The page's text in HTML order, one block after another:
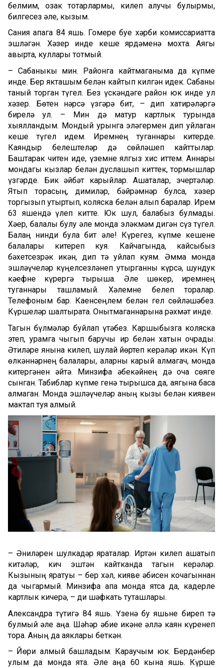
белмим, озак тотарлармы, килеп алучы булырмы,
билгесез әле, кызым.
Сания апага 84 яшь. Гомере буе хәрби комиссариатта
эшләгән. Хәзер инде кеше ярдәменә мохтаҗ. Аягы
авырта, куллары тотмый.
– Сабаныкы мин. Районга кайтмаганыма да күпме
инде. Бер якташым белән кайтып килгән идек. Сабаны
таный торган түгел. Без үскәндәге район юк инде ул
хәзер. Бөтен нәрсә үзгәрә бит, – дип хатирәләргә
бирелә ул. – Мин дә матур картлык турында
хыялландым. Мондый урынга эләгермен дип уйлаган
кеше түгел идем. Иремнең туганнары китерде.
Каяндыр белештеләр дә сөйләшеп кайттылар.
Баштарак читен иде, үземне ялгыз хис иттем. Аннары
мондагы кызлар белән дуслашып киттек, тормышлар
үзгәрде. Бик әйбәт карыйлар. Ашаталар, эчертәләр.
Ятып торасың, димиләр, бәйрәмнәр булса, хәзер
торгызып утыртып, коляска белән алып баралар. Ирем
63 яшендә үлеп китте. Юк шул, балабыз булмады.
Хәер, балалы булу әле монда эләкмәм дигән сүз түгел.
Балаң нинди була бит әле! Күрегез, күпме кешене
балалары китереп куя. Кайчагында, кайсыбыз
бәхетсезрәк икән, дип тә уйлап куям. Әмма монда
эшләүчеләр күңелсезләнеп утырганны күрсә, шундук
кәефне күрергә тырыша. Әле шөкер, иремнең
туганнары ташламый. Хәлемне белеп торалар.
Телефоным бар. Каенсеңлем белән гел сөйләшәбез.
Күршеләр шалтырата. Онытмаганнарына рәхмәт инде.
Тагын бүлмәләр буйлап үтәбез. Каршыбызга коляска
этеп, урамга чыгып баручы ир белән хатын очрады.
Әтиләре янына килеп, шулай йөртеп керәләр икән. Күп
өлкәннәрнең балалары, аларны карый алмагач, монда
китергәнен әйтә. Минзифа әбекәйнең дә оча сөяге
сынган. Табиблар күпме генә тырышса да, аягына баса
алмаган. Монда эшләүчеләр аның кызы белән киявен
мактап туя алмый.
– Әниләрен шулкадәр яраталар. Иртән килеп ашатып
китәләр, кич эштән кайтканда тагын керәләр.
Кызының яратуы – бер хәл, кияве әбисен кочагыннан
да чыгармый. Минзифа апа монда ятса да, кадерле
картлык кичерә, – ди шәфкать туташлары.
Александра түтигә 84 яшь. Үзенә бу яшьне биреп тә
булмый әле аңа. Шәһәр әбие икәне әллә каян күренеп
тора. Аның да аяклары беткән.
– Йөри алмый башладым. Караучым юк. Бердәнбер
улым да монда ята. Әле аңа 60 кына яшь. Күрше